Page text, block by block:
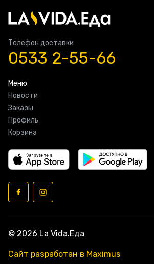
Телефон доставки
0533 2-55-66
Меню
Новости
Заказы
Профиль
Корзина
© 2026 La Vida.Еда
Сайт разработан в Maximus